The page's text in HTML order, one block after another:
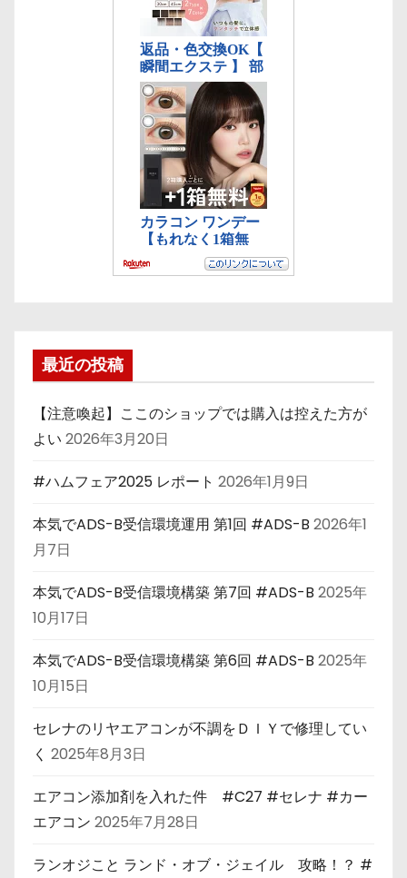
最近の投稿
【注意喚起】ここのショップでは購入は控えた方が
よい 2026年3月20日
#ハムフェア2025 レポート 2026年1月9日
本気でADS-B受信環境運用 第1回 #ADS-B 2026年1
月7日
本気でADS-B受信環境構築 第7回 #ADS-B 2025年
10月17日
本気でADS-B受信環境構築 第6回 #ADS-B 2025年
10月15日
セレナのリヤエアコンが不調をＤＩＹで修理してい
く 2025年8月3日
エアコン添加剤を入れた件 #C27 #セレナ #カー
エアコン 2025年7月28日
ランオジこと ランド・オブ・ジェイル 攻略！？ #